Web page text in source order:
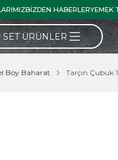
BIZDEN HABERLERYEMEK
SET ÜRÜNLER
Boy Baharat Tarçın Çubuk